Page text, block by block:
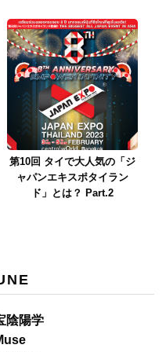
第10回 タイで大人気の「ジ
ャパンエキスポタイラン
ド」とは？ Part.2
陰陽学